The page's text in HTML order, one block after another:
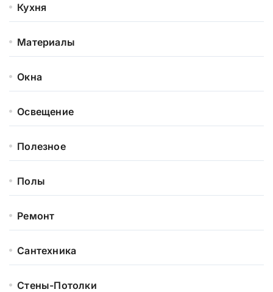
Кухня
Материалы
Окна
Освещение
Полезное
Полы
Ремонт
Сантехника
Стены-Потолки